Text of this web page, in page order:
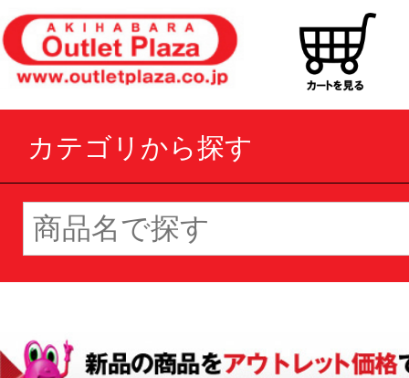
カテゴリから探す